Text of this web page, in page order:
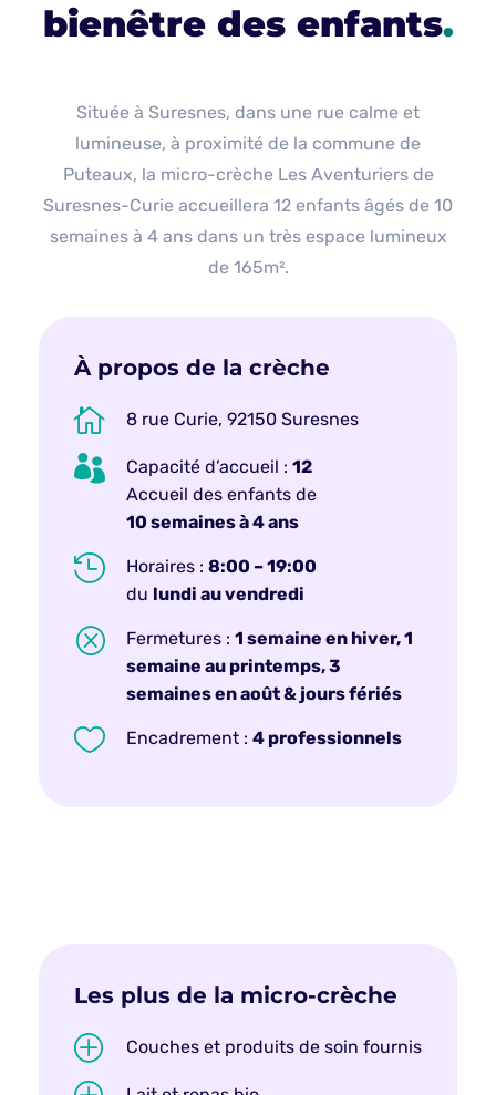
bienêtre des enfants.
Située à Suresnes, dans une rue calme et
lumineuse, à proximité de la commune de
Puteaux, la micro-crèche Les Aventuriers de
Suresnes-Curie accueillera 12 enfants âgés de 10
semaines à 4 ans dans un très espace lumineux
de 165m².
À propos de la crèche
 8 rue Curie, 92150 Suresnes
 Capacité d’accueil : 12
Accueil des enfants de
10 semaines à 4 ans
 Horaires : 8:00 – 19:00
du lundi au vendredi
Q Fermetures : 1 semaine en hiver, 1
semaine au printemps, 3
semaines en août & jours fériés
 Encadrement : 4 professionnels
Les plus de la micro-crèche
P Couches et produits de soin fournis